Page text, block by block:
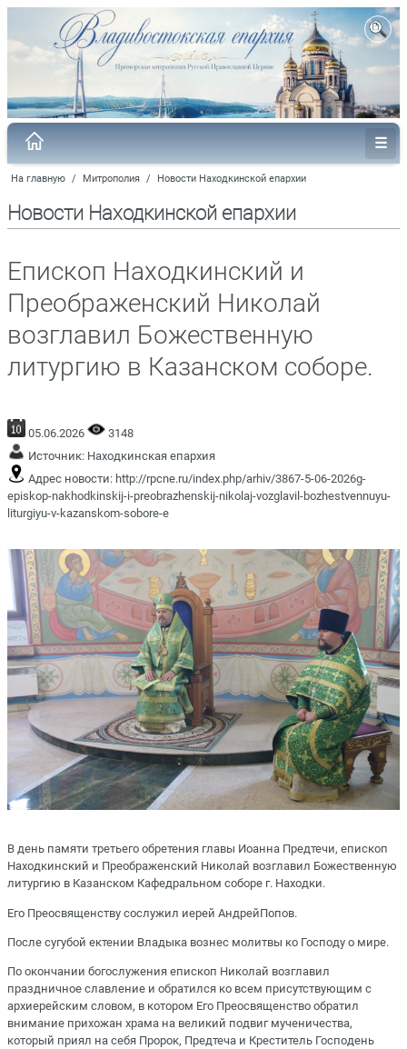
На главную / Митрополия / Новости Находкинской епархии
Новости Находкинской епархии
Епископ Находкинский и
Преображенский Николай
возглавил Божественную
литургию в Казанском соборе.
05.06.2026
3148
Источник: Находкинская епархия
Адрес новости: http://rpcne.ru/index.php/arhiv/3867-5-06-2026g-
episkop-nakhodkinskij-i-preobrazhenskij-nikolaj-vozglavil-bozhestvennuyu-
liturgiyu-v-kazanskom-sobore-e
В день памяти третьего обретения главы Иоанна Предтечи, епископ
Находкинский и Преображенский Николай возглавил Божественную
литургию в Казанском Кафедральном соборе г. Находки.
Его Преосвященству сослужил иерей АндрейПопов.
После сугубой ектении Владыка вознес молитвы ко Господу о мире.
По окончании богослужения епископ Николай возглавил
праздничное славление и обратился ко всем присутствующим с
архиерейским словом, в котором Его Преосвященство обратил
внимание прихожан храма на великий подвиг мученичества,
который приял на себя Пророк, Предтеча и Креститель Господень